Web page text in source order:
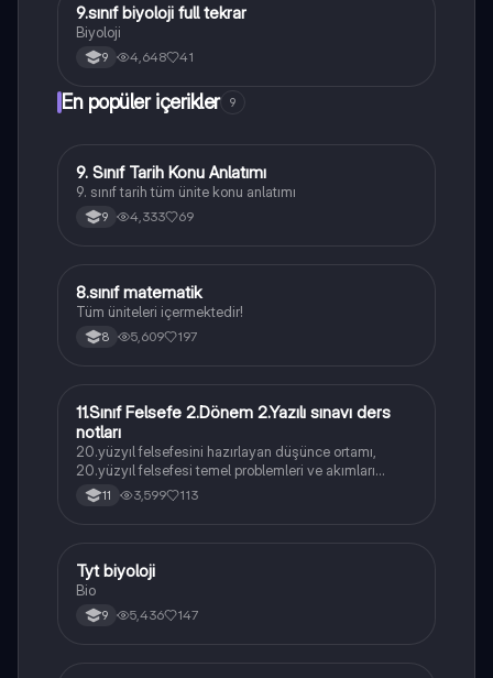
Biyoloji
9.sınıf biyoloji full tekrar
Biyoloji
9 4,648 41
En popüler içerikler 9
Tarih
9. Sınıf Tarih Konu Anlatımı
9. sınıf tarih tüm ünite konu anlatımı
9 4,333 69
Matematik
8.sınıf matematik
Tüm üniteleri içermektedir!
8 5,609 197
Felsefe
11.Sınıf Felsefe 2.Dönem 2.Yazılı sınavı ders
notları
20.yüzyıl felsefesini hazırlayan düşünce ortamı,
20.yüzyıl felsefesi temel problemleri ve akımları
konularını içermektedir
11 3,599 113
Biyoloji
Tyt biyoloji
Bio
9 5,436 147